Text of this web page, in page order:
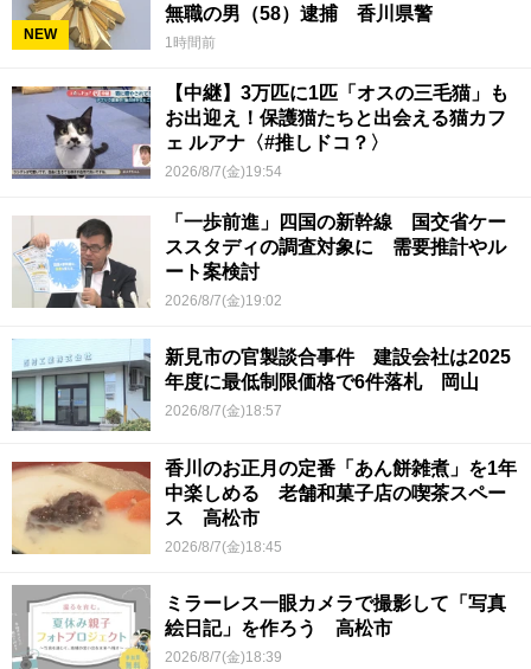
NEW
無職の男（58）逮捕 香川県警
1時間前
【中継】3万匹に1匹「オスの三毛猫」も
お出迎え！保護猫たちと出会える猫カフ
ェ ルアナ〈#推しドコ？〉
2026/8/7(金)19:54
「一歩前進」四国の新幹線 国交省ケー
ススタディの調査対象に 需要推計やル
ート案検討
2026/8/7(金)19:02
新見市の官製談合事件 建設会社は2025
年度に最低制限価格で6件落札 岡山
2026/8/7(金)18:57
香川のお正月の定番「あん餅雑煮」を1年
中楽しめる 老舗和菓子店の喫茶スペー
ス 高松市
2026/8/7(金)18:45
ミラーレス一眼カメラで撮影して「写真
絵日記」を作ろう 高松市
2026/8/7(金)18:39